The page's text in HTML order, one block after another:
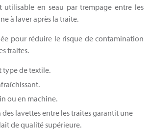
utilisable en seau par trempage entre les
à laver après la traite.
pour réduire le risque de contamination
traites.
type de textile.
ou en machine.
lavettes entre les traites garantit une
de qualité supérieure.